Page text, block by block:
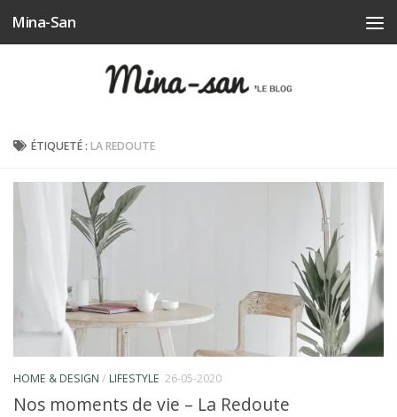
Skip to content
Mina-San
ÉTIQUETÉ :LA REDOUTE
HOME & DESIGN / LIFESTYLE 26-05-2020
Nos moments de vie – La Redoute